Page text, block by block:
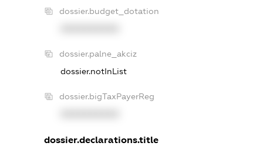
dossier.budget_dotation
dossier.palne_akciz
dossier.notInList
dossier.bigTaxPayerReg
dossier.declarations.title